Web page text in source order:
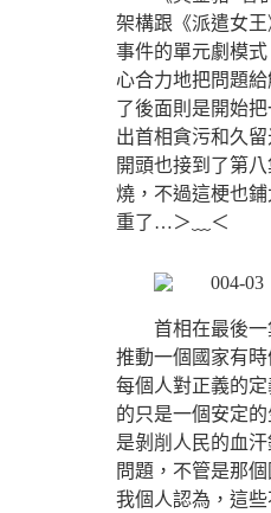
架構跟《派遣女
事件的單元劇模
心合力地把問題
了後面則是開始
出首相貪污和久
開頭也接到了第
燒，不過這梗也
重了…＞﹏＜
首相在最後
推動一個國家有
每個人對正義的
的只是一個安定
是剝削人民的血
問題，不管是那
我個人認為，這